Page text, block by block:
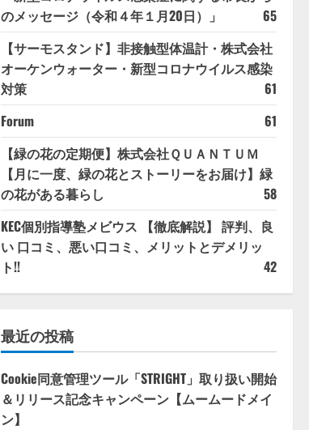
のメッセージ（令和４年１月20日）」
65
【サーモスタンド】非接触型体温計・株式会社
オーケンウォーター・新型コロナウイルス感染
対策
61
Forum
61
【緑の花の定期便】株式会社ＱＵＡＮＴＵＭ
【月に一度、緑の花とストーリーをお届け】緑
の花がある暮らし
58
KEC個別指導塾メビウス 【徹底解説】 評判、良
い 口コミ、悪い口コミ、メリットとデメリッ
ト!!
42
最近の投稿
Cookie同意管理ツール「STRIGHT」取り扱い開始
＆リリース記念キャンペーン【ムームードメイ
ン】